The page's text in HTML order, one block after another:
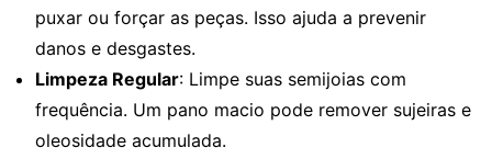
puxar ou forçar as peças. Isso ajuda a prevenir
danos e desgastes.
Limpeza Regular: Limpe suas semijoias com
frequência. Um pano macio pode remover sujeiras e
oleosidade acumulada.